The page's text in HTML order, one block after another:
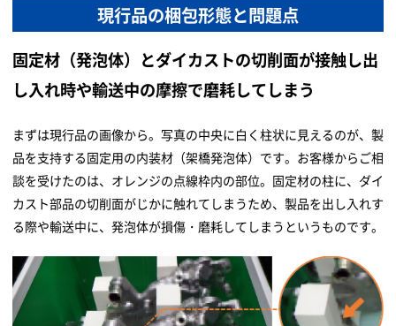
現行品の梱包形態と問題点
固定材（発泡体）とダイカストの切削面が接触し出
し入れ時や輸送中の摩擦で磨耗してしまう
まずは現行品の画像から。写真の中央に白く柱状に見えるのが、製
品を支持する固定用の内装材（架橋発泡体）です。お客様からご相
談を受けたのは、オレンジの点線枠内の部位。固定材の柱に、ダイ
カスト部品の切削面がじかに触れてしまうため、製品を出し入れす
る際や輸送中に、発泡体が損傷・磨耗してしまうというものです。